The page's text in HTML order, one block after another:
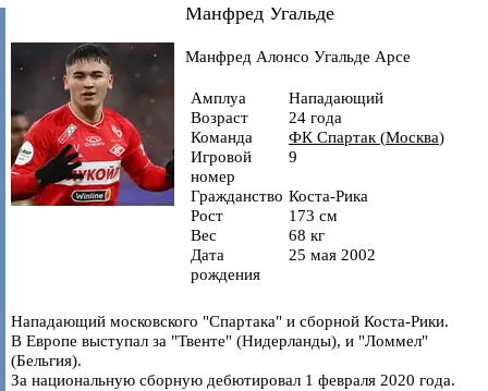
Манфред Угальде
Манфред Алонсо Угальде Арсе
Амплуа
Нападающий
Возраст
24 года
Команда
ФК Спартак (Москва)
Игровой
номер
9
Гражданство Коста-Рика
Рост
173 см
Вес
68 кг
Дата
рождения
25 мая 2002
Нападающий московского "Спартака" и сборной Коста-Рики.
В Европе выступал за "Твенте" (Нидерланды), и "Ломмел"
(Бельгия).
За национальную сборную дебютировал 1 февраля 2020 года.